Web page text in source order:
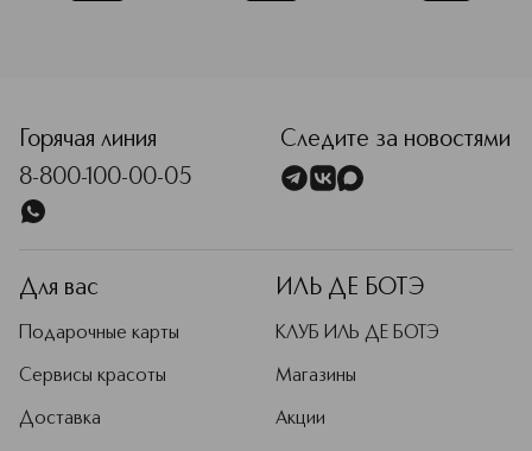
Горячая линия
8-800-100-00-05
Следите за новостями
Для вас
Подарочные карты
Сервисы красоты
Доставка
ИЛЬ ДЕ БОТЭ
КЛУБ ИЛЬ ДЕ БОТЭ
Магазины
Акции